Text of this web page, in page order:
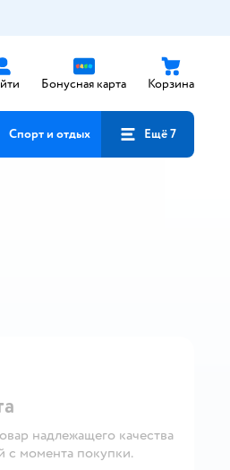
Бонусная карта Корзина
Спорт и отдых Ещё 7
надлежащего качества
с момента покупки.